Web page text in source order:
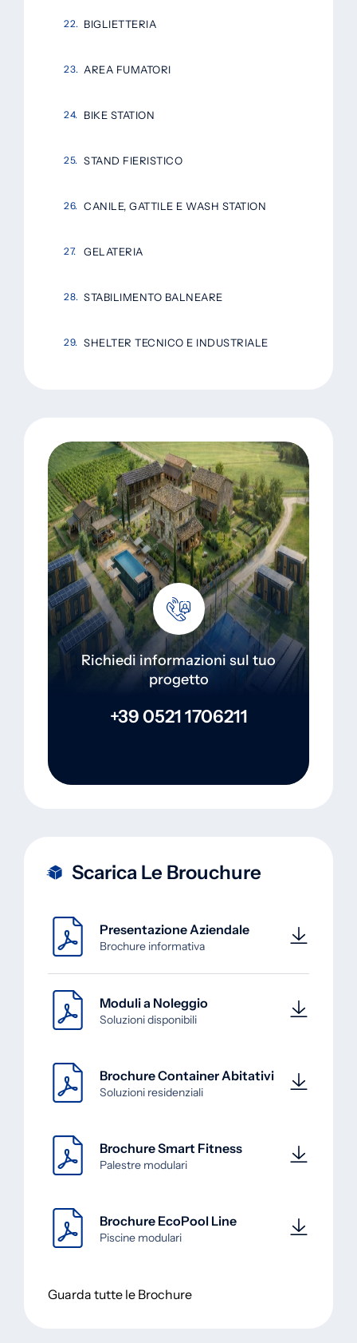
BIGLIETTERIA
AREA FUMATORI
BIKE STATION
STAND FIERISTICO
CANILE, GATTILE E WASH STATION
GELATERIA
STABILIMENTO BALNEARE
SHELTER TECNICO E INDUSTRIALE
Richiedi informazioni sul tuo
progetto
+39 0521 1706211
Scarica Le Brouchure
Presentazione Aziendale
Brochure informativa
Moduli a Noleggio
Soluzioni disponibili
Brochure Container Abitativi
Soluzioni residenziali
Brochure Smart Fitness
Palestre modulari
Brochure EcoPool Line
Piscine modulari
Guarda tutte le Brochure